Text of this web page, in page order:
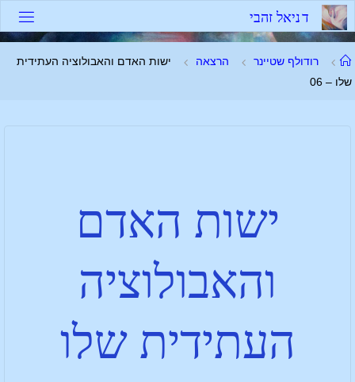
דניאל זהבי
רודולף שטיינר הרצאה
ישות האדם והאבולוציה העתידית
שלו – 06
ישות האדם
והאבולוציה
העתידית שלו